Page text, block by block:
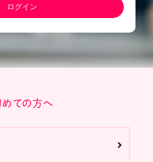
ての方へ